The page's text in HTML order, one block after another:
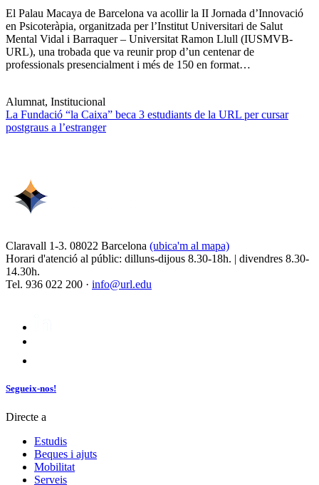
El Palau Macaya de Barcelona va acollir la II Jornada d’Innovació
en Psicoteràpia, organitzada per l’Institut Universitari de Salut
Mental Vidal i Barraquer – Universitat Ramon Llull (IUSMVB-
URL), una trobada que va reunir prop d’un centenar de
professionals presencialment i més de 150 en format…
Alumnat, Institucional
La Fundació “la Caixa” beca 3 estudiants de la URL per cursar
postgraus a l’estranger
Claravall 1-3. 08022 Barcelona (ubica'm al mapa)
Horari d'atenció al públic: dilluns-dijous 8.30-18h. | divendres 8.30-
14.30h.
Tel. 936 022 200 · info@url.edu
Segueix-nos!
Directe a
Estudis
Beques i ajuts
Mobilitat
Serveis